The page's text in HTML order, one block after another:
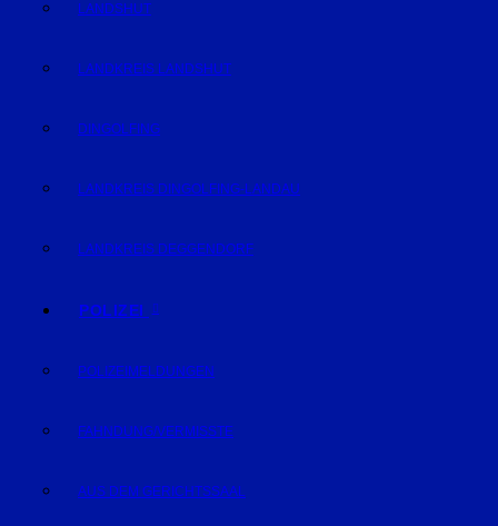
LANDSHUT
LANDKREIS LANDSHUT
DINGOLFING
LANDKREIS DINGOLFING-LANDAU
LANDKREIS DEGGENDORF
POLIZEI
POLIZEIMELDUNGEN
FAHNDUNG/VERMISSTE
AUS DEM GERICHTSSAAL